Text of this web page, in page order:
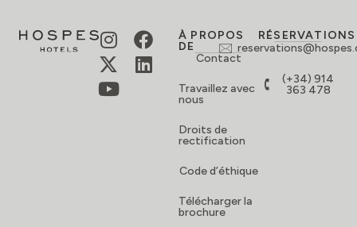
À PROPOS
DE
Contact
Travaillez avec
nous
Droits de
rectification
Code d’éthique
Télécharger la
brochure
RÉSERVATIONS
(+34) 914
363 478